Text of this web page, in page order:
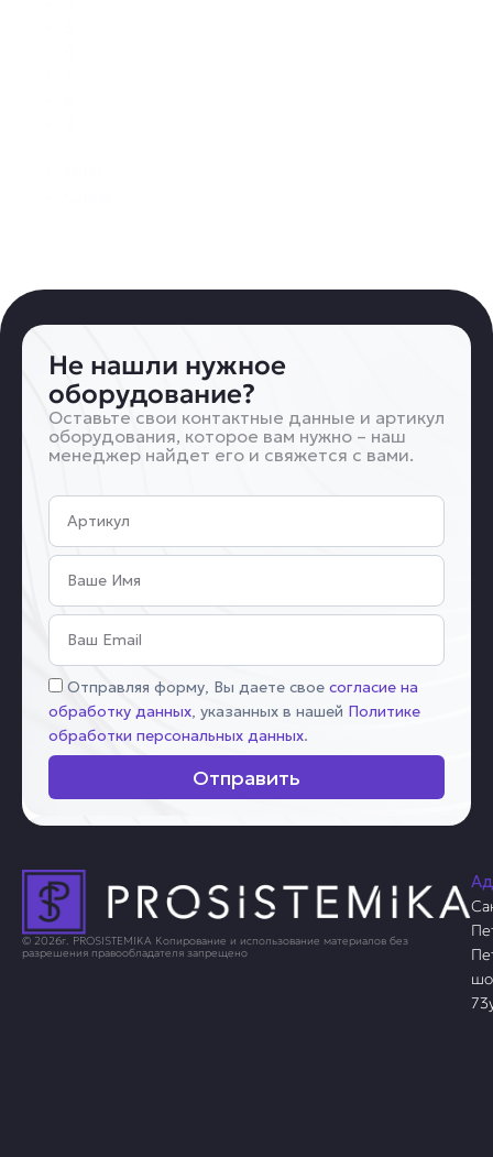
Не нашли нужное
оборудование?
Оставьте свои контактные данные и артикул
оборудования, которое вам нужно – наш
менеджер найдет его и свяжется с вами.
Артикул
Имя
Email
Соглашение
Отправляя форму, Вы даете свое согласие на
обработку данных, указанных в нашей Политике
обработки персональных данных.
Отправить
© 2026г. PROSISTEMIKA Копирование и использование материалов без
разрешения правообладателя запрещено